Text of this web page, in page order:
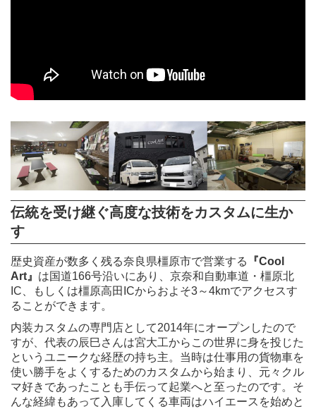
伝統を受け継ぐ高度な技術をカスタムに生か
す
歴史資産が数多く残る奈良県橿原市で営業する
『Cool
Art』 は国道166号沿いにあり、京奈和自動車道・橿原北
IC、もしくは橿原高田ICからおよそ3～4kmでアクセスす
ることができます。
内装カスタムの専門店として2014年にオープンしたので
すが、代表の辰巳さんは宮大工からこの世界に身を投じた
というユニークな経歴の持ち主。当時は仕事用の貨物車を
使い勝手をよくするためのカスタムから始まり、元々クル
マ好きであったことも手伝って起業へと至ったのです。そ
んな経緯もあって入庫してくる車両はハイエースを始めと